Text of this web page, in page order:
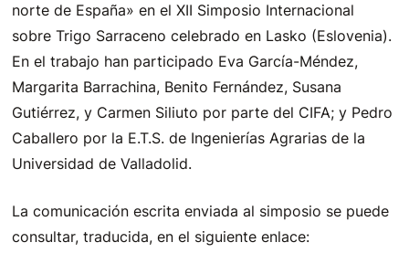
norte de España» en el XII Simposio Internacional
sobre Trigo Sarraceno celebrado en Lasko (Eslovenia).
En el trabajo han participado Eva García-Méndez,
Margarita Barrachina, Benito Fernández, Susana
Gutiérrez, y Carmen Siliuto por parte del CIFA; y Pedro
Caballero por la E.T.S. de Ingenierías Agrarias de la
Universidad de Valladolid.
La comunicación escrita enviada al simposio se puede
consultar, traducida, en el siguiente enlace: